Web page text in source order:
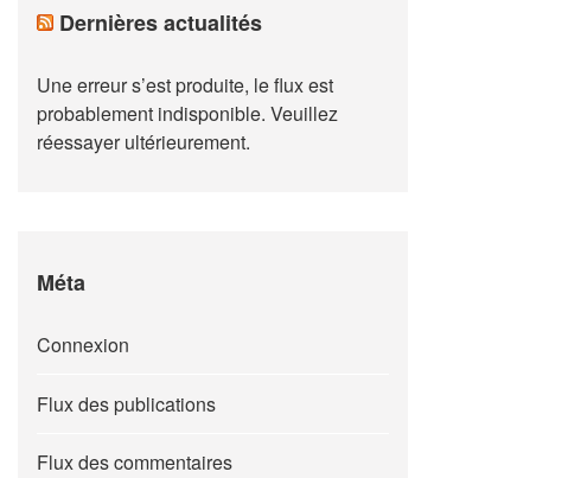
Dernières actualités
Une erreur s’est produite, le flux est
probablement indisponible. Veuillez
réessayer ultérieurement.
Méta
Connexion
Flux des publications
Flux des commentaires